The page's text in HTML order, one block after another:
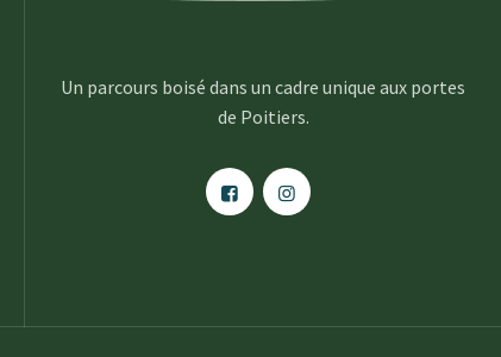
Un parcours boisé dans un cadre unique aux portes
de Poitiers.